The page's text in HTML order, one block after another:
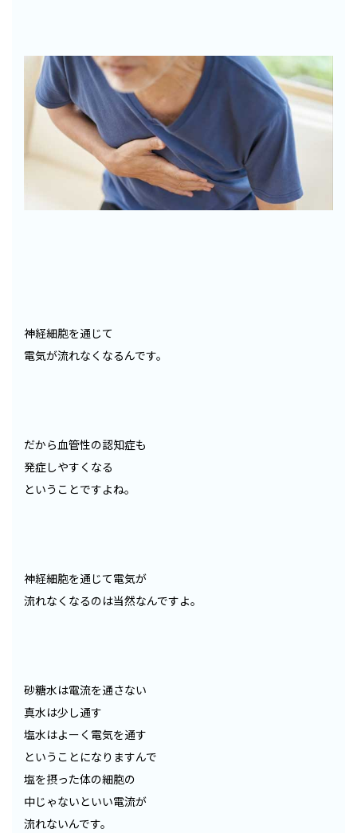
神経細胞を通じて
電気が流れなくなるんです。
だから血管性の認知症も
発症しやすくなる
ということですよね。
神経細胞を通じて電気が
流れなくなるのは当然なんですよ。
砂糖水は電流を通さない
真水は少し通す
塩水はよーく電気を通す
ということになりますんで
塩を摂った体の細胞の
中じゃないといい電流が
流れないんです。